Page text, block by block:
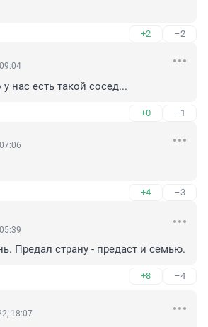
+2 –2
нас есть такой сосед...
+0 –1
+4 –3
Предал страну - предаст и семью.
+8 –4
18:07